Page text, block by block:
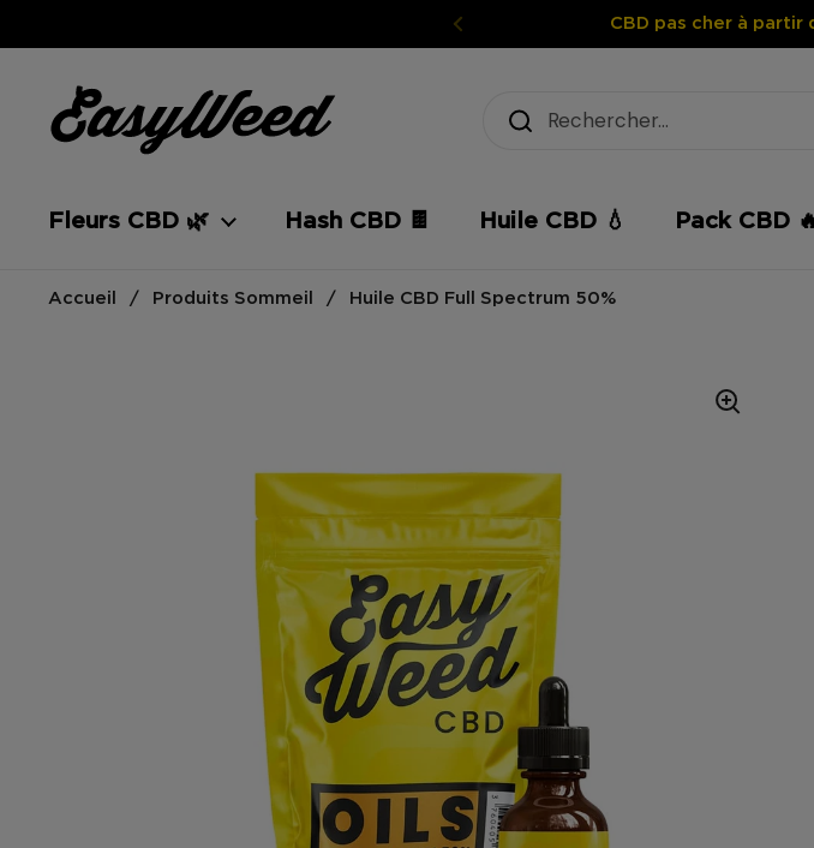
CBD pas cher à partir
Fleurs CBD 🌿 Hash CBD 🍫 Huile CBD 💧 Pack CBD
Accueil / Produits Sommeil / Huile CBD Full Spectrum 50%